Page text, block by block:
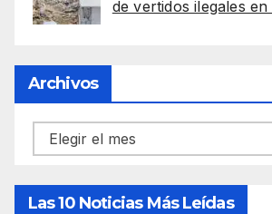
de vertidos ilegales
Archivos
Archivos
Las 10 Noticias Más Leídas